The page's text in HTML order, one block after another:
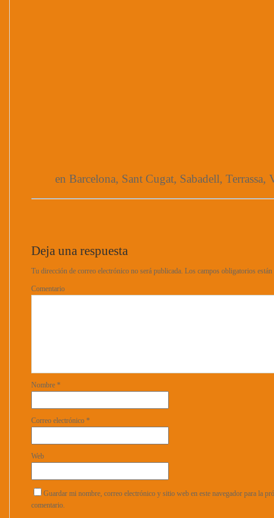
en Barcelona, Sant Cugat, Sabadell, Terrassa,
Deja una respuesta
Tu dirección de correo electrónico no será publicada. Los campos obligatorios
Comentario
Nombre *
Correo electrónico *
Web
Guardar mi nombre, correo electrónico y sitio web en este navegador para la
comentario.